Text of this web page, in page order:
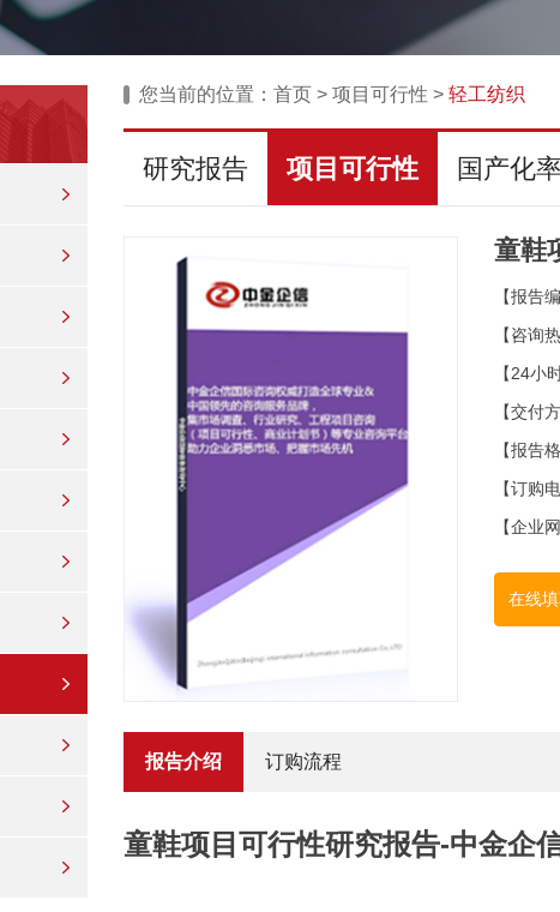
您当前的位置： 首页 > 项目可行性 > 轻工纺织
研究报告 项目可行性 国产化
童鞋
【报告
【咨询
【24小
【交付
【报告
【订购
【企业
在线
报告介绍 订购流程
童鞋项目可行性研究报告-中金企